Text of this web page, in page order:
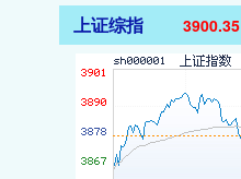
上证综指 3900.35